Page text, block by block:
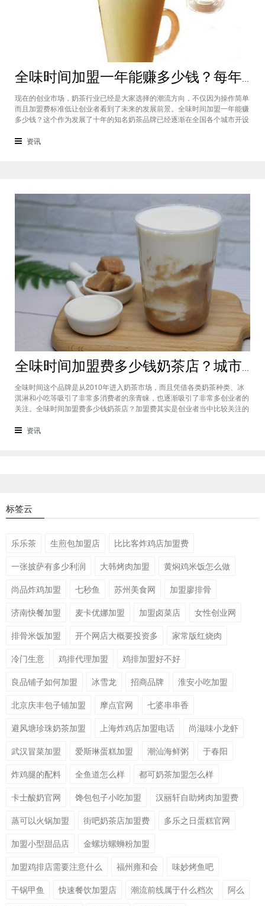
全味时间加盟一年能赚多少钱？每年利润20万庞大盈利机会等着你
现在的创业市场，奶茶行业已经是大家选择的潮流方向，不仅因为操作简单
而且加盟费标准低让创业者看到了未来的发展前景。全味时间加盟一年能赚
多少钱？这个作为发展了十年的知名奶茶品牌已经逐渐在全国各个城市开设
盟基本上每年的纯利润可以达到20万。全味时间加盟一年能赚多少钱？这个
资讯
全味时间加盟费多少钱奶茶店？城市标准不同费用也会有所不同
全味时间这个品牌是从2010年进入奶茶市场，而且凭借各类奶茶种类、冰
淇淋和小吃等吸引了非常多消费者的亲青睐，也逐渐吸引了非常多创业者的
关注。全味时间加盟费多少钱奶茶店？加盟费其实是创业者当中比较关注的
和县级城市的标准都会有所不同。全味时间加盟费多少钱奶茶店？这个问题
资讯
标签云
乐乐茶 生煎包加盟店
比比客炸鸡店加盟费
一张披萨有多少利润
大韩烤肉加盟
黄焖鸡米饭怎么做
尚品炸鸡加盟
七秒鱼 苏州美食网
加盟廖排骨
济南快餐加盟
麦卡优娜加盟 加盟卤菜店
女性创业网
排骨米饭加盟
开个网店大概要投资多
家常版红烧肉
冷门生意
鸡排代理加盟
鸡排加盟好不好
良品铺子如何加盟
冰雪龙 招商品牌
淮安小吃加盟
北京庆丰包子铺加盟
摩点官网
七婆串串香
避风塘珍珠奶茶加盟
上海炸鸡店加盟电话
尚滋味小龙虾
武汉冒菜加盟
爱斯琳蛋糕加盟 潮汕海鲜粥
于春阳
炸鸡腿的配料
全鱼道怎么样
都可奶茶加盟怎么样
卡士酸奶官网
馋包包子小吃加盟
汉丽轩自助烤肉加盟费
蒸可以火锅加盟
街吧奶茶店加盟费
多乐之日蛋糕官网
加盟小型甜品店
金螺坊螺蛳粉加盟
加盟鸡排店需要注意什么
福州雍和会
味妙烤鱼吧
干锅甲鱼
快速餐饮加盟店 潮流前线属于什么档次
阿么